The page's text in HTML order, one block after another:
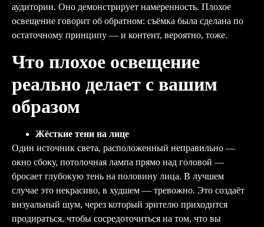
аудитории. Оно демонстрирует намеренность. Плохое
освещение говорит об обратном: съёмка была сделана по
остаточному принципу — и контент, вероятно, тоже.
Что плохое освещение
реально делает с вашим
образом
Жёсткие тени на лице
Один источник света, расположенный неправильно —
окно сбоку, потолочная лампа прямо над головой —
бросает глубокую тень на половину лица. В лучшем
случае это некрасиво, в худшем — тревожно. Это создаёт
визуальный шум, через который зрителю приходится
продираться, чтобы сосредоточиться на том, что вы